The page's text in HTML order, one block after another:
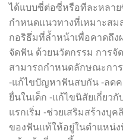
ได้แบบซี่ต่อซี่หรือทีละหลาย
กำหนดแนวทางที่เหมาะสม
กอริธึ่มที่ล้ำหน้าเพื่อคาดถึ
จัดฟัน ด้วยนวัตกรรม การจั
สามารถกำหนดลักษณะการ
-แก้ไขปัญหาฟันสบกัน -ลดค
ยื่นในเด็ก -แก้ไขนิสัยเกี่ยว
แรกเริ่ม -ช่วยเสริมสร้างบุ
ของฟันแท้ให้อยู่ในตำแหน่ง